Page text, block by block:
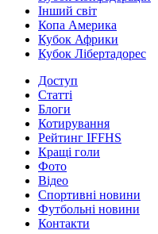
Інший світ
Копа Америка
Кубок Африки
Кубок Лібертадорес
Доступ
Статті
Блоги
Котирування
Рейтинг IFFHS
Кращі голи
Фото
Відео
Спортивні новини
Футбольні новини
Контакти